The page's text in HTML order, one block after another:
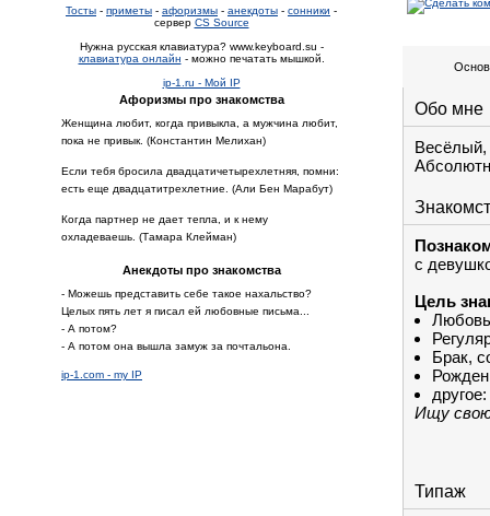
Тосты - приметы - афоризмы - анекдоты - сонники -
сервер CS Source
Нужна русская клавиатура? www.keyboard.su -
клавиатура онлайн - можно печатать мышкой.
ip-1.ru - Мой IP
Афоризмы про знакомства
Женщина любит, когда привыкла, а мужчина любит,
пока не привык. (Константин Мелихан)
Если тебя бросила двадцатичетырехлетняя, помни:
есть еще двадцатитрехлетние. (Али Бен Марабут)
Когда партнер не дает тепла, и к нему
охладеваешь. (Тамара Клейман)
Анекдоты про знакомства
- Можешь представить себе такое нахальство?
Целых пять лет я писал ей любовные письма...
- А потом?
- А потом она вышла замуж за почтальона.
ip-1.com - my IP
Обо мне
с
Цель
Брак,
другое:
Ищу свою
Типаж